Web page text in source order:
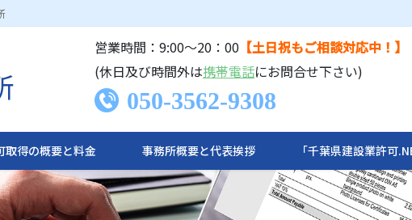
営業時間：9:00〜20：00 【土日祝もご相談対応中！】
(休日及び時間外は携帯電話にお問合せ下さい)
050-3562-9308
取得の概要と料金​ 事務所概要と代表挨拶 「千葉県建設業許可